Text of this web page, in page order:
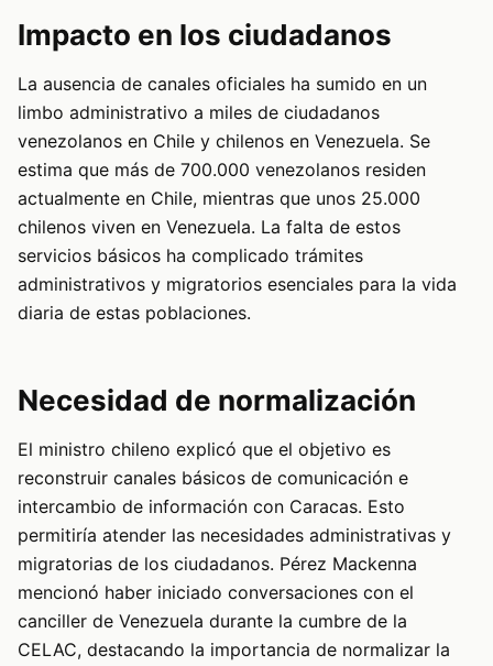
Impacto en los ciudadanos
La ausencia de canales oficiales ha sumido en un
limbo administrativo a miles de ciudadanos
venezolanos en Chile y chilenos en Venezuela. Se
estima que más de 700.000 venezolanos residen
actualmente en Chile, mientras que unos 25.000
chilenos viven en Venezuela. La falta de estos
servicios básicos ha complicado trámites
administrativos y migratorios esenciales para la vida
diaria de estas poblaciones.
Necesidad de normalización
El ministro chileno explicó que el objetivo es
reconstruir canales básicos de comunicación e
intercambio de información con Caracas. Esto
permitiría atender las necesidades administrativas y
migratorias de los ciudadanos. Pérez Mackenna
mencionó haber iniciado conversaciones con el
canciller de Venezuela durante la cumbre de la
CELAC, destacando la importancia de normalizar la